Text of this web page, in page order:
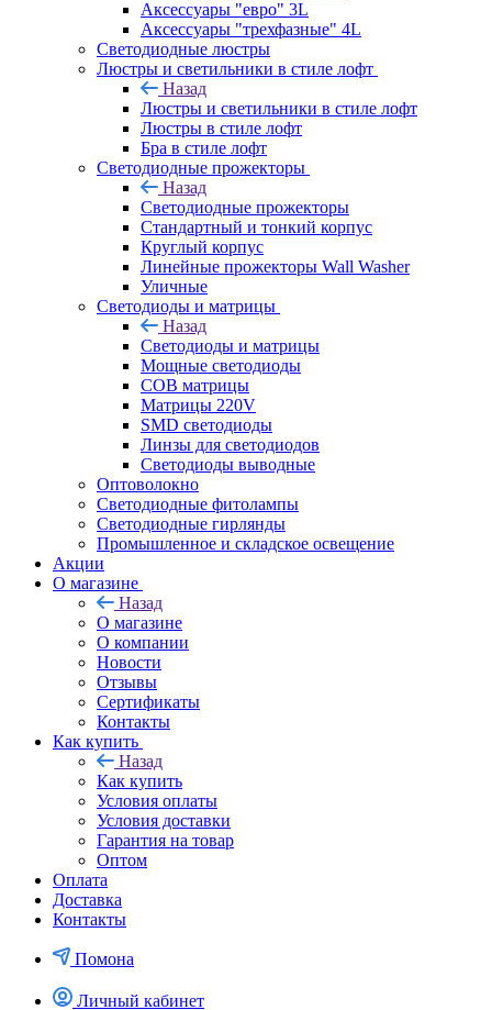
Аксессуары "евро" 3L
Аксессуары "трехфазные" 4L
Светодиодные люстры
Люстры и светильники в стиле лофт
Назад
Люстры и светильники в стиле лофт
Люстры в стиле лофт
Бра в стиле лофт
Светодиодные прожекторы
Назад
Светодиодные прожекторы
Стандартный и тонкий корпус
Круглый корпус
Линейные прожекторы Wall Washer
Уличные
Светодиоды и матрицы
Назад
Светодиоды и матрицы
Мощные светодиоды
COB матрицы
Матрицы 220V
SMD светодиоды
Линзы для светодиодов
Светодиоды выводные
Оптоволокно
Светодиодные фитолампы
Светодиодные гирлянды
Промышленное и складское освещение
Акции
О магазине
Назад
О магазине
О компании
Новости
Отзывы
Сертификаты
Контакты
Как купить
Назад
Как купить
Условия оплаты
Условия доставки
Гарантия на товар
Оптом
Оплата
Доставка
Контакты
Помона
Личный кабинет